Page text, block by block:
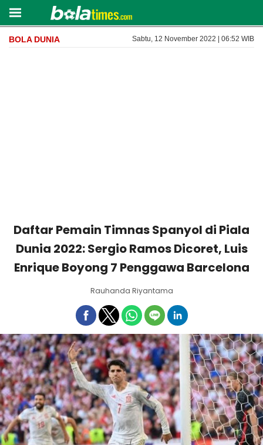
BOLA DUNIA Sabtu, 12 November 2022 | 06:52 WIB
Daftar Pemain Timnas Spanyol di Piala
Dunia 2022: Sergio Ramos Dicoret, Luis
Enrique Boyong 7 Penggawa Barcelona
Rauhanda Riyantama